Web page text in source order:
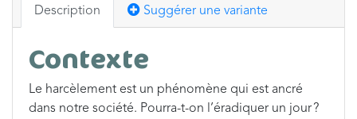
Description Suggérer une variante
Contexte
Le harcèlement est un phénomène qui est ancré
dans notre société. Pourra-t-on l’éradiquer un jour ?